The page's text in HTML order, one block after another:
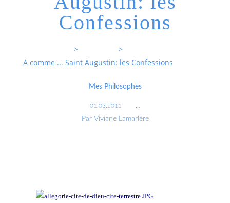
Confessions
>
>
A comme ... Saint Augustin: les Confessions
Mes Philosophes
01.03.2011
Par Viviane Lamarlère